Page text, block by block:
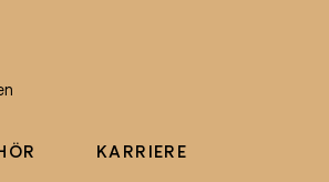
KARRIERE